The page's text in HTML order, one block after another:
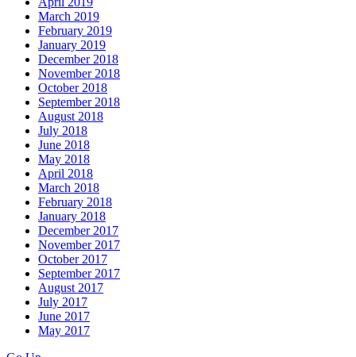
March 2019
February 2019
January 2019
December 2018
November 2018
October 2018
September 2018
August 2018
July 2018
June 2018
May 2018
April 2018
March 2018
February 2018
January 2018
December 2017
November 2017
October 2017
September 2017
August 2017
July 2017
June 2017
May 2017